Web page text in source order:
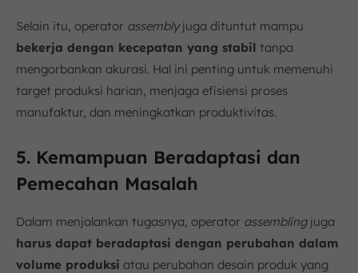
Selain itu, operator assemblyjuga dituntut mampu
bekerja dengan kecepatan yang stabil tanpa
mengorbankan akurasi. Hal ini penting untuk memenuhi
target produksi harian, menjaga efisiensi proses
manufaktur, dan meningkatkan produktivitas.
5. Kemampuan Beradaptasi dan
Pemecahan Masalah
Dalam menjalankan tugasnya, operator assembling juga
harus dapat beradaptasi dengan perubahan dalam
volume produksi atau perubahan desain produk yang